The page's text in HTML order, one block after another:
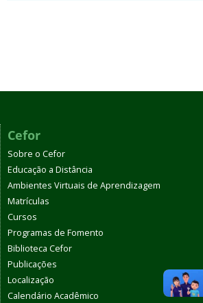
Cefor
Sobre o Cefor
Educação a Distância
Ambientes Virtuais de Aprendizagem
Matrículas
Cursos
Programas de Fomento
Biblioteca Cefor
Publicações
Localização
Calendário Acadêmico